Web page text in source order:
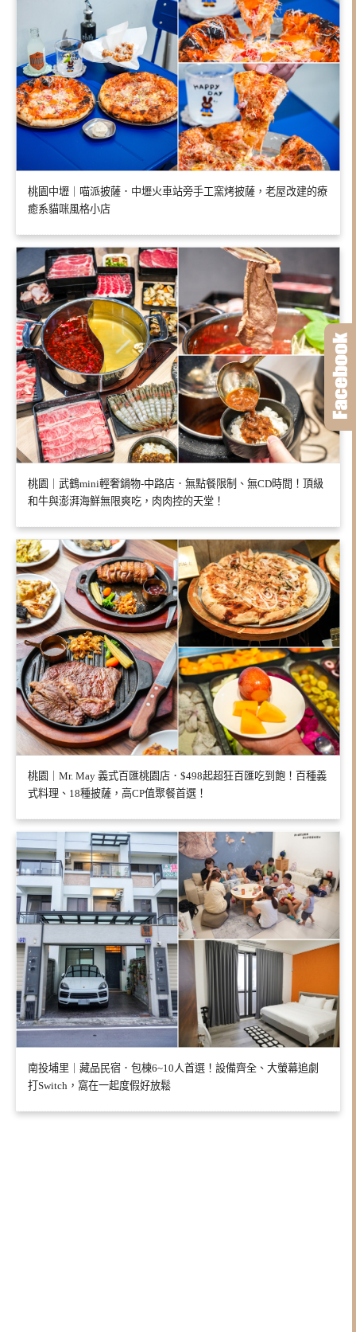
桃園中壢｜喵派披薩．中壢火車站旁手工窯烤披薩，老屋改建的療
癒系貓咪風格小店
桃園｜武鶴mini輕奢鍋物-中路店．無點餐限制、無CD時間！頂級
和牛與澎湃海鮮無限爽吃，肉肉控的天堂！
桃園｜Mr. May 義式百匯桃園店．$498起超狂百匯吃到飽！百種義
式料理、18種披薩，高CP值聚餐首選！
南投埔里｜藏品民宿．包棟6~10人首選！設備齊全、大螢幕追劇
打Switch，窩在一起度假好放鬆